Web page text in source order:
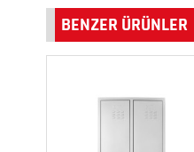
BENZER ÜRÜNLER